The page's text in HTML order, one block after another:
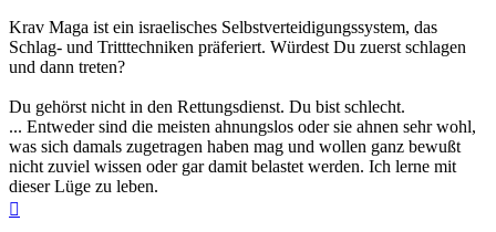
Krav Maga ist ein israelisches Selbstverteidigungssystem, das
Schlag- und Tritttechniken präferiert. Würdest Du zuerst schlagen
und dann treten?
Du gehörst nicht in den Rettungsdienst. Du bist schlecht.
... Entweder sind die meisten ahnungslos oder sie ahnen sehr wohl,
was sich damals zugetragen haben mag und wollen ganz bewußt
nicht zuviel wissen oder gar damit belastet werden. Ich lerne mit
dieser Lüge zu leben.